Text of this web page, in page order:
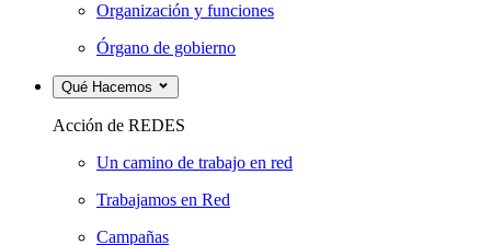
Organización y funciones
Órgano de gobierno
Qué Hacemos
Acción de REDES
Un camino de trabajo en red
Trabajamos en Red
Campañas